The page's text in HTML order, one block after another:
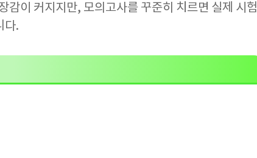
감이 커지지만, 모의고사를 꾸준히 치르면 실제 시험
다.